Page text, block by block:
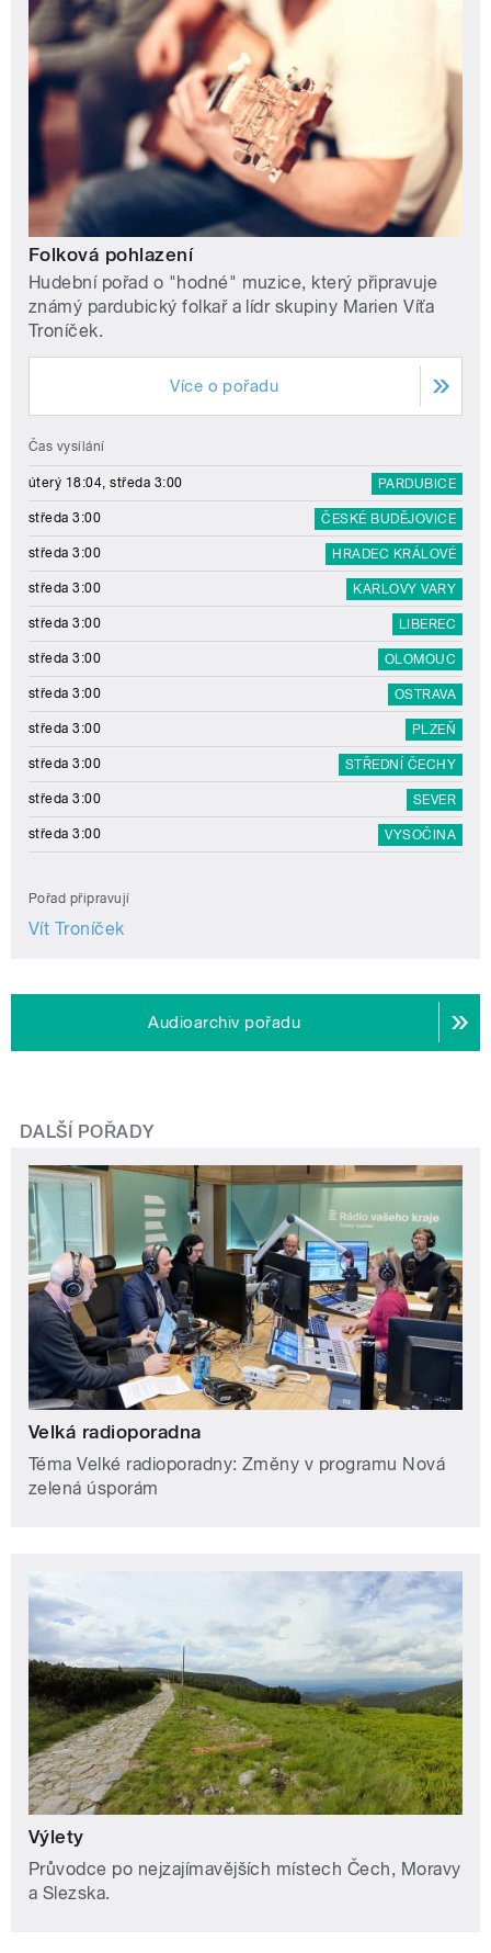
Folková pohlazení
Hudební pořad o "hodné" muzice, který připravuje
známý pardubický folkař a lídr skupiny Marien Víťa
Troníček.
Více o pořadu
Čas vysílání
úterý 18:04, středa 3:00 PARDUBICE
středa 3:00 ČESKÉ BUDĚJOVICE
středa 3:00 HRADEC KRÁLOVÉ
středa 3:00 KARLOVY VARY
středa 3:00 LIBEREC
středa 3:00 OLOMOUC
středa 3:00 OSTRAVA
středa 3:00 PLZEŇ
středa 3:00 STŘEDNÍ ČECHY
středa 3:00 SEVER
středa 3:00 VYSOČINA
Pořad připravují
Vít Troníček
Audioarchiv pořadu
DALŠÍ POŘADY
Velká radioporadna
Téma Velké radioporadny: Změny v programu Nová
zelená úsporám
Výlety
Průvodce po nejzajímavějších místech Čech, Moravy
a Slezska.